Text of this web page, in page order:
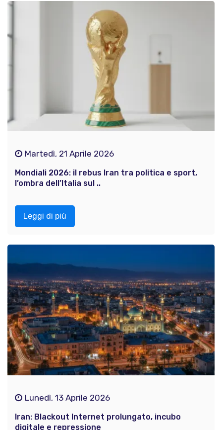
Martedì, 21 Aprile 2026
Mondiali 2026: il rebus Iran tra politica e sport,
l’ombra dell’Italia sul ..
Leggi di più
Lunedì, 13 Aprile 2026
Iran: Blackout Internet prolungato, incubo
digitale e repressione